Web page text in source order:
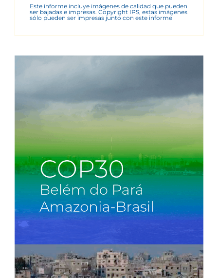
Este informe incluye imágenes de calidad que pueden
ser bajadas e impresas. Copyright IPS, estas imágenes
sólo pueden ser impresas junto con este informe